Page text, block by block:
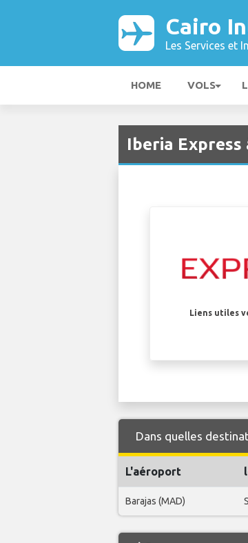
Cairo
Les Services et
HOME VOLS
Iberia
Liens utiles
Dans quelles
L'aéroport
Barajas (MAD)